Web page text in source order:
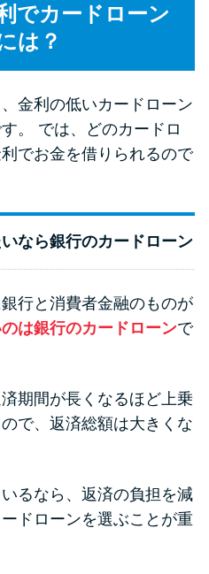
賃払えない…2ヵ月目に
ないと危険な理由と対
ないが強制退去は避け
所に相談より賢い方
？絶対審査通る？借金
へ街金をおすすめしな
金を借りるには？年利
もお金を借りられる？
でカードローン
は？
金利の低いカードローン
。 では、どのカードロ
でお金を借りられるので
なら銀行のカードローン
行と消費者金融のものが
は銀行のカードローンで
期間が長くなるほど上乗
で、返済総額は大きくな
るなら、返済の負担を減
ドローンを選ぶことが重